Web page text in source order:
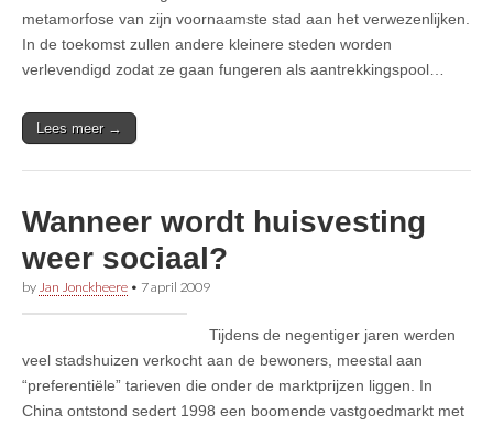
metamorfose van zijn voornaamste stad aan het verwezenlijken.
In de toekomst zullen andere kleinere steden worden
verlevendigd zodat ze gaan fungeren als aantrekkingspool…
Lees meer →
Wanneer wordt huisvesting
weer sociaal?
by Jan Jonckheere • 7 april 2009
Tijdens de negentiger jaren werden
veel stadshuizen verkocht aan de bewoners, meestal aan
“preferentiële” tarieven die onder de marktprijzen liggen. In
China ontstond sedert 1998 een boomende vastgoedmarkt met